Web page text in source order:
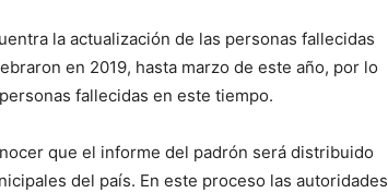
la actualización de las personas fallecidas
en 2019, hasta marzo de este año, por lo
fallecidas en este tiempo.
que el informe del padrón será distribuido
del país. En este proceso las autoridades